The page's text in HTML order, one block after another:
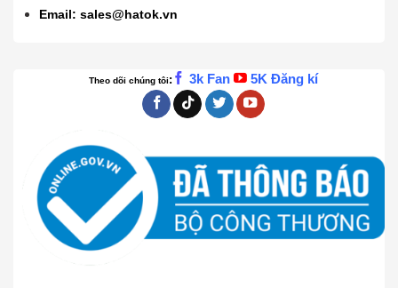
Email:sales@hatok.vn
Theo dõi chúng tôi: 3k Fan 5K Đăng kí